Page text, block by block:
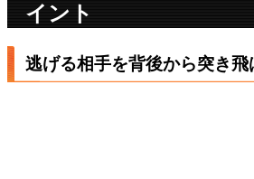
イント
逃げる相手を背後から突き飛